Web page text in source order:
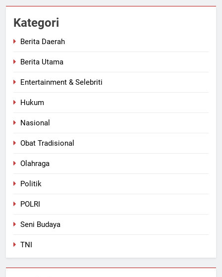
Kategori
Berita Daerah
Berita Utama
Entertainment & Selebriti
Hukum
Nasional
Obat Tradisional
Olahraga
Politik
POLRI
Seni Budaya
TNI